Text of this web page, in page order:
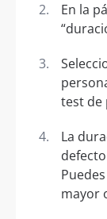
En la
test de
La
mayor